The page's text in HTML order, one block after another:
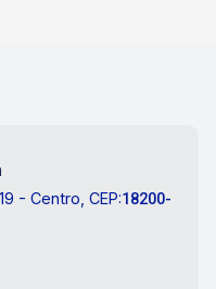
- Centro, CEP:18200-